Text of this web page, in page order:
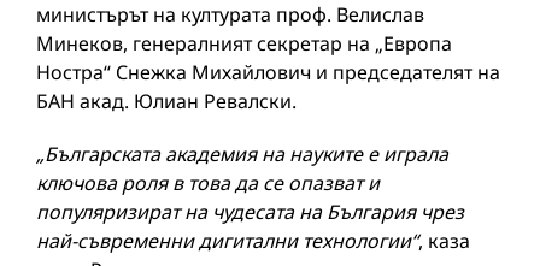
министърът на културата проф. Велислав
Минеков, генералният секретар на „Европа
Ностра“ Снежка Михайлович и председателят на
БАН акад. Юлиан Ревалски.
„Българската академия на науките е играла
ключова роля в това да се опазват и
популяризират на чудесата на България чрез
най-съвременни дигитални технологии“, каза